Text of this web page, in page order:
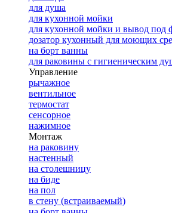
для душа
для кухонной мойки
для кухонной мойки и вывод под
дозатор кухонный для моющих
на борт ванны
для раковины с гигиеническим
Управление
рычажное
вентильное
термостат
сенсорное
нажимное
Монтаж
на раковину
настенный
на столешницу
на биде
на пол
в стену (встраиваемый)